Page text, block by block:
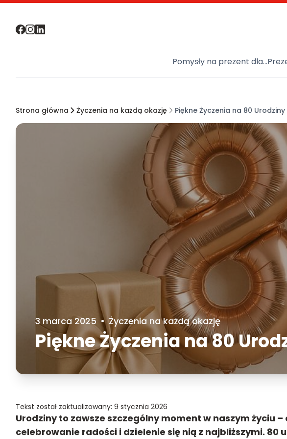
Pomysły na prezent dla…
Strona główna Życzenia na każdą okazję Piękne Życzenia na 80 Urodziny
3 marca 2025 • Życzenia na każdą okazję
Piękne Życzenia na 80
Tekst został zaktualizowany: 9 stycznia 2026
Urodziny to zawsze szczególny moment w naszym życiu
celebrowanie radości i dzielenie się nią z najbliższymi. 80